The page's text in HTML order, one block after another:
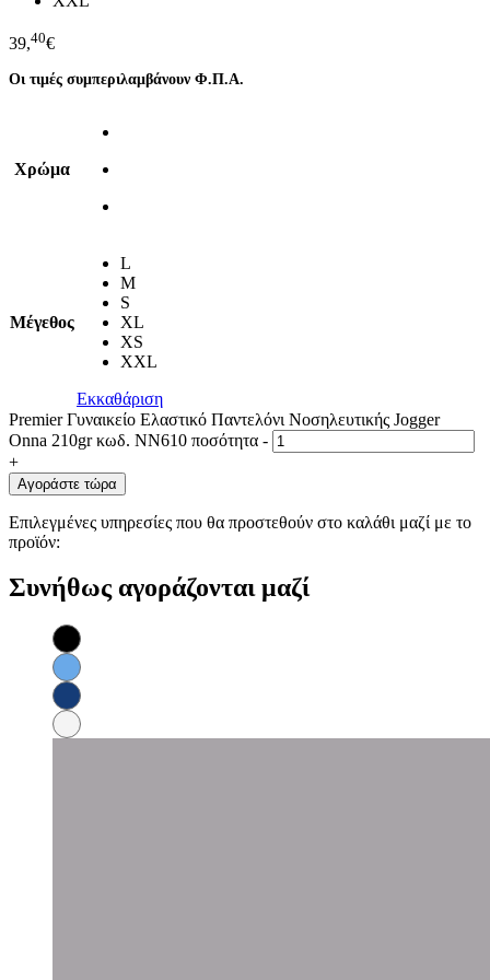
39,40€
Οι τιμές συμπεριλαμβάνουν Φ.Π.Α.
Χρώμα
Μέγεθος
L
M
S
XL
XS
XXL
Εκκαθάριση
Premier Γυναικείο Ελαστικό Παντελόνι Νοσηλευτικής Jogger
Onna 210gr κωδ. NN610 ποσότητα -
+
Αγοράστε τώρα
Επιλεγμένες υπηρεσίες που θα προστεθούν στο καλάθι μαζί με το
προϊόν:
Συνήθως αγοράζονται μαζί